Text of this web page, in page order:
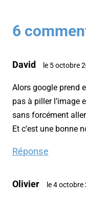
6
David le 5 octobre
Alors google prend
pas à piller l’image
sans forcément
Et c’est une bonne
Réponse
Olivier le 4